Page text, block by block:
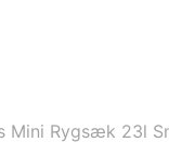
Mini Rygsæk 23l